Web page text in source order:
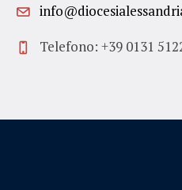
Telefono: +39 0131